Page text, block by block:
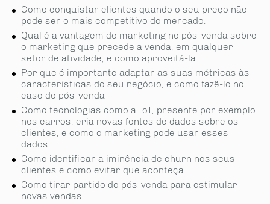
Como conquistar clientes quando o seu preço não
pode ser o mais competitivo do mercado.
Qual é a vantagem do marketing no pós-venda sobre
o marketing que precede a venda, em qualquer
setor de atividade, e como aproveitá-la
Por que é importante adaptar as suas métricas às
características do seu negócio, e como fazê-lo no
caso do pós-venda
Como tecnologias como a IoT, presente por exemplo
nos carros, cria novas fontes de dados sobre os
clientes, e como o marketing pode usar esses
dados.
Como identificar a iminência de churn nos seus
clientes e como evitar que aconteça
Como tirar partido do pós-venda para estimular
novas vendas